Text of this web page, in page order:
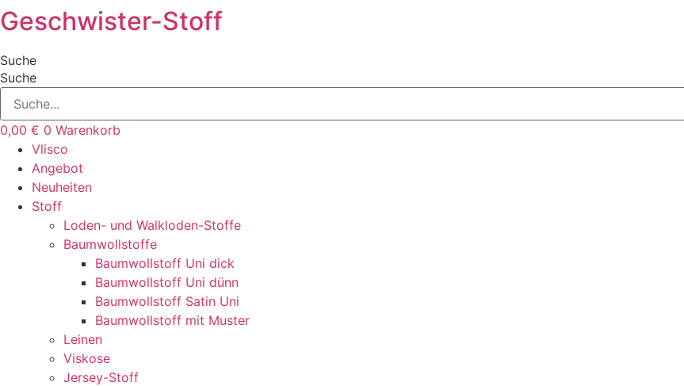
Zum
Inhalt
springen
Geschwister-Stoff
Suche
Suche
0,00 € 0 Warenkorb
Vlisco
Angebot
Neuheiten
Stoff
Loden- und Walkloden-Stoffe
Baumwollstoffe
Baumwollstoff Uni dick
Baumwollstoff Uni dünn
Baumwollstoff Satin Uni
Baumwollstoff mit Muster
Leinen
Viskose
Jersey-Stoff